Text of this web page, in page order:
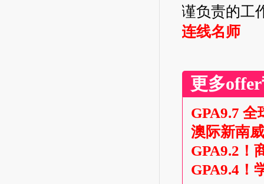
谨负责的工
连线名师
更多
GPA9.7
澳际新南
GPA9.2！
GPA9.4！